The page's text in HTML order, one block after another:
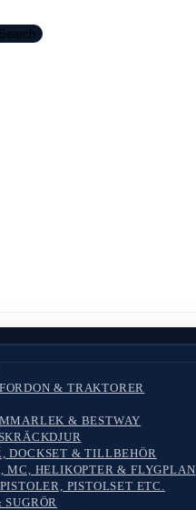
Search
& TRAKTORER
& BESTWAY
DOCKSET & TILLBEHÖR
MC, HELIKOPTER & FLYGPLAN
PISTOLSET ETC.
SUGRÖR